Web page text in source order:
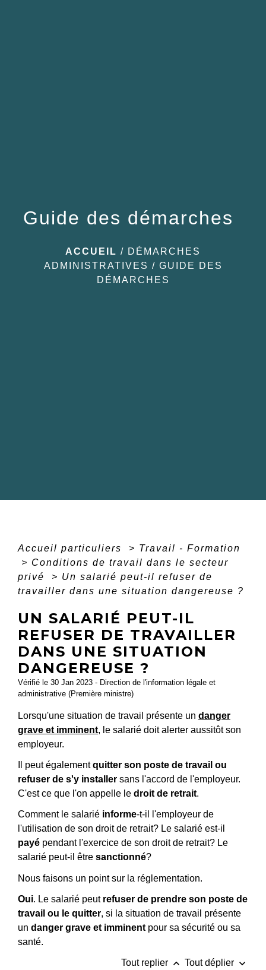
Guide des démarches
ACCUEIL / DÉMARCHES
ADMINISTRATIVES / GUIDE DES
DÉMARCHES
Accueil particuliers > Travail - Formation
> Conditions de travail dans le secteur
privé
> Un salarié peut-il refuser de
travailler dans une situation dangereuse ?
UN SALARIÉ PEUT-IL
REFUSER DE TRAVAILLER
DANS UNE SITUATION
DANGEREUSE ?
Vérifié le 30 Jan 2023 - Direction de l'information légale et
administrative (Première ministre)
Lorsqu'une situation de travail présente un danger
grave et imminent, le salarié doit alerter aussitôt son
employeur.
Il peut égalementquitter son poste de travail ou
refuser de s'y installer sans l'accord de l'employeur.
C'est ce que l'on appelle le droit de retrait.
Comment le salarié informe-t-il l'employeur de
l'utilisation de son droit de retrait? Le salarié est-il
payé pendant l'exercice de son droit de retrait? Le
salarié peut-il être sanctionné?
Nous faisons un point sur la réglementation.
Oui. Le salarié peut refuser de prendre son poste de
travail ou le quitter, si la situation de travail présente
un danger grave et imminent pour sa sécurité ou sa
santé.
Tout replier keyboard_arrow_up Tout déplier keyboard_arrow_down